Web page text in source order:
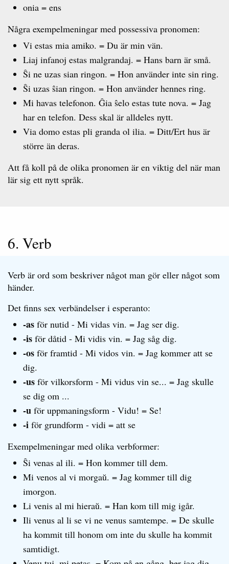
onia = ens
Några exempelmeningar med possessiva pronomen:
Vi estas mia amiko. = Du är min vän.
Liaj infanoj estas malgrandaj. = Hans barn är små.
Ŝi ne uzas sian ringon. = Hon använder inte sin ring.
Ŝi uzas ŝian ringon. = Hon använder hennes ring.
Mi havas telefonon. Ĝia ŝelo estas tute nova. = Jag
har en telefon. Dess skal är alldeles nytt.
Via domo estas pli granda ol ilia. = Ditt/Ert hus är
större än deras.
Att få koll på de olika pronomen är en viktig del när man
lär sig ett nytt språk.
6. Verb
Verb är ord som beskriver något man gör eller något som
händer.
Det finns sex verbändelser i esperanto:
-as för nutid - Mi vidas vin. = Jag ser dig.
-is för dåtid - Mi vidis vin. = Jag såg dig.
-os för framtid - Mi vidos vin. = Jag kommer att se
dig.
-us för vilkorsform - Mi vidus vin se... = Jag skulle
se dig om ...
-u för uppmaningsform - Vidu! = Se!
-i för grundform - vidi = att se
Exempelmeningar med olika verbformer:
Ŝi venas al ili. = Hon kommer till dem.
Mi venos al vi morgaŭ. = Jag kommer till dig
imorgon.
Li venis al mi hieraŭ. = Han kom till mig igår.
Ili venus al li se vi ne venus samtempe. = De skulle
ha kommit till honom om inte du skulle ha kommit
samtidigt.